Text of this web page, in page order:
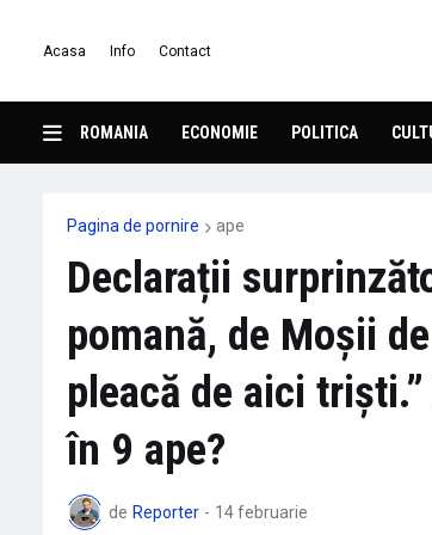
Acasa Info Contact
ROMANIA ECONOMIE POLITICA
Pagina de pornire ape
Declarații
pomană, de Moșii
pleacă de aici
în 9 ape?
de Reporter - 14 februarie